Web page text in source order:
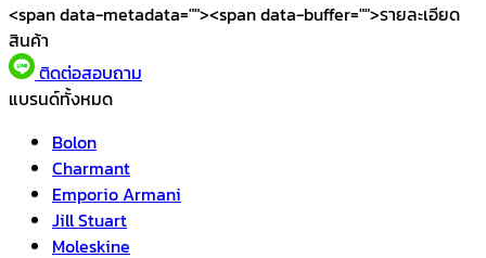
<span data-metadata=""><span data-buffer="">รายละเอียด
สินค้า
ติดต่อสอบถาม
แบรนด์ทั้งหมด
Bolon
Charmant
Emporio Armani
Jill Stuart
Moleskine